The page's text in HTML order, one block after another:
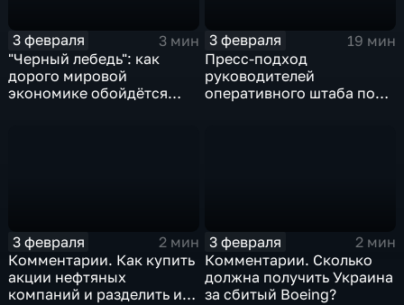
3 февраля
3 мин
"Черный лебедь": как
дорого мировой
экономике обойдётся
3 февраля
19 мин
Пресс-подход
руководителей
оперативного штаба по
3 февраля
2 мин
Комментарии. Как купить
акции нефтяных
компаний и разделить их
3 февраля
2 мин
Комментарии. Сколько
должна получить Украина
за сбитый Boeing?